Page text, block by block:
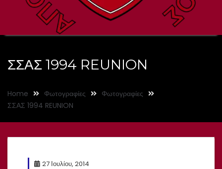
ΣΣΑΣ 1994 REUNION
Home Φωτογραφίες
Φωτογραφίες
ΣΣΑΣ 1994 REUNION
27 Ιουλίου, 2014